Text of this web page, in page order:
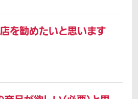
を勧めたいと思います